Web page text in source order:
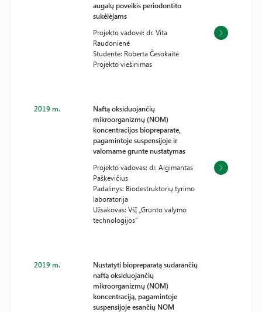
augalų poveikis periodontito
sukėlėjams
Projekto vadovė: dr. Vita
Raudonienė
Studentė: Roberta Česokaitė
Projekto viešinimas
2019 m.
Naftą oksiduojančių
mikroorganizmų (NOM)
koncentracijos biopreparate,
pagamintoje suspensijoje ir
valomame grunte nustatymas
Projekto vadovas: dr. Algimantas
Paškevičius
Padalinys: Biodestruktorių tyrimo
laboratorija
Užsakovas: VšĮ „Grunto valymo
technologijos“
2019 m.
Nustatyti biopreparatą sudarančių
naftą oksiduojančių
mikroorganizmų (NOM)
koncentraciją, pagamintoje
suspensijoje esančių NOM